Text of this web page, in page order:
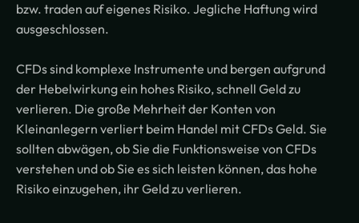
bzw. traden auf eigenes Risiko. Jegliche Haftung wird
ausgeschlossen.
CFDs sind komplexe Instrumente und bergen aufgrund
der Hebelwirkung ein hohes Risiko, schnell Geld zu
verlieren. Die große Mehrheit der Konten von
Kleinanlegern verliert beim Handel mit CFDs Geld. Sie
sollten abwägen, ob Sie die Funktionsweise von CFDs
verstehen und ob Sie es sich leisten können, das hohe
Risiko einzugehen, ihr Geld zu verlieren.